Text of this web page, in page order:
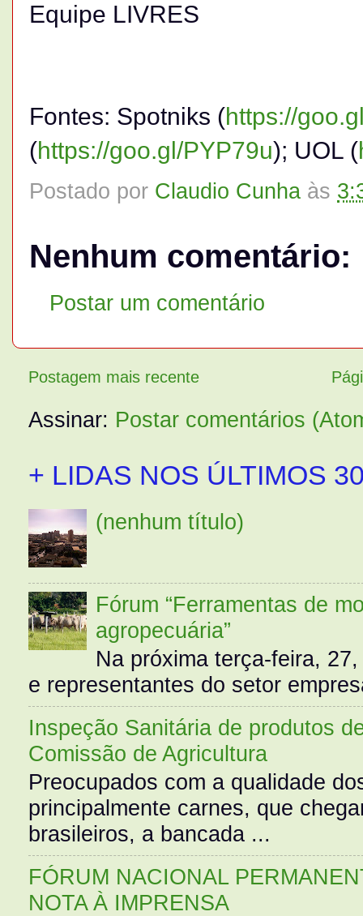
Equipe LIVRES
Fontes: Spotniks (https://
(https://goo.gl/PYP79u); UOL (
Postado por Claudio Cunha às
Nenhum comentário:
Postar um comentário
Postagem mais recente
Assinar: Postar comentários
+ LIDAS NOS ÚLTIMOS
(nenhum título)
Fórum “Ferramentas de
agropecuária”
Na próxima terça-feira,
e representantes do setor
Inspeção Sanitária de produtos
Comissão de Agricultura
Preocupados com a qualidade
principalmente carnes, que
brasileiros, a bancada ...
FÓRUM NACIONAL
NOTA À IMPRENSA